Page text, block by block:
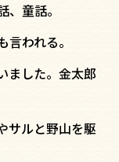
童話。
われる。
ました。金太郎
サルと野山を駆